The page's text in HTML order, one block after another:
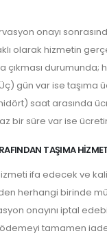
onayı
olarak hizmetin
çıkması durumunda;
gün var ise taşıma
saat arasında
bir süre var ise
TAŞIMA
ifa edecek ve
herhangi birinde
onayını iptal
ödemeyi tamamen